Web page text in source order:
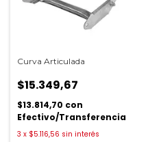
Curva Articulada
$15.349,67
$13.814,70 con
Efectivo/Transferencia
3 x $5.116,56 sin interés